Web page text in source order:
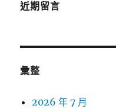
近期留言
彙整
2026 年 7 月